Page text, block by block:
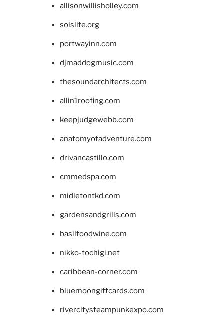
allisonwillisholley.com
solslite.org
portwayinn.com
djmaddogmusic.com
thesoundarchitects.com
allin1roofing.com
keepjudgewebb.com
anatomyofadventure.com
drivancastillo.com
cmmedspa.com
midletontkd.com
gardensandgrills.com
basilfoodwine.com
nikko-tochigi.net
caribbean-corner.com
bluemoongiftcards.com
rivercitysteampunkexpo.com